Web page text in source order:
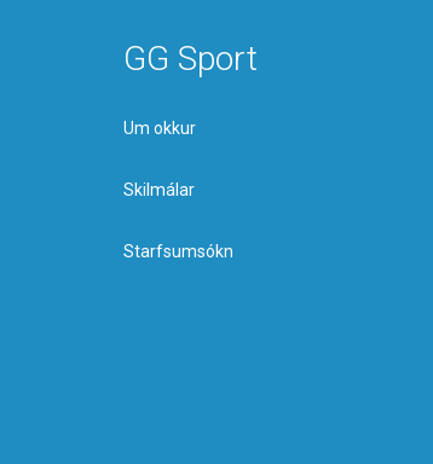
GG Sport
Um okkur
Skilmálar
Starfsumsókn